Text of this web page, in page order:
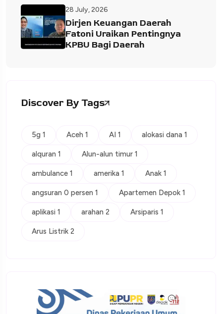
28 July, 2026
Dirjen Keuangan Daerah
Fatoni Uraikan Pentingnya
KPBU Bagi Daerah
Discover By Tags
5g 1 Aceh 1 AI 1 alokasi dana 1
alquran 1 Alun-alun timur 1
ambulance 1 amerika 1 Anak 1
angsuran 0 persen 1 Apartemen Depok 1
aplikasi 1 arahan 2 Arsiparis 1
Arus Listrik 2